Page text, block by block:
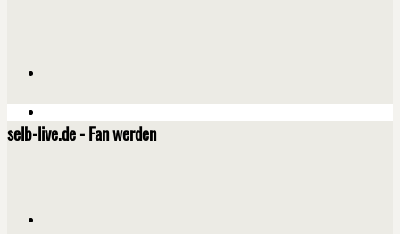
selb-live.de - Fan werden